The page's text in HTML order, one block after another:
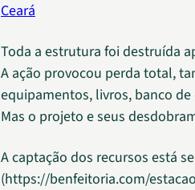
Ceará
Toda a estrutura foi destruída
A ação provocou perda total,
equipamentos, livros, banco
Mas o projeto e seus
A captação dos recursos está
(https://benfeitoria.com/